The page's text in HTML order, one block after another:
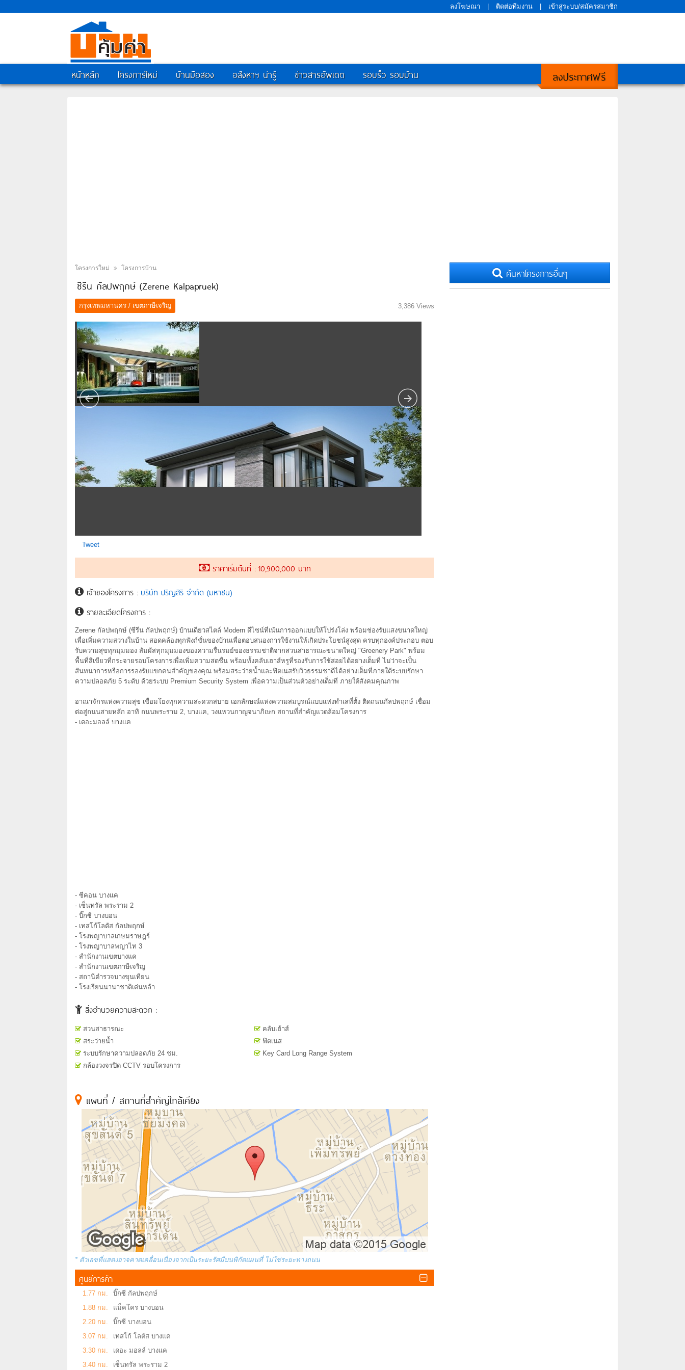
ลงโฆษณา ติดต่อทีมงาน เข้าสู่ระบบ/สมัครสมาชิก
หน้าหลัก โครงการใหม่ บ้านมือสอง อสังหาฯ น่ารู้ ข่าวสารอัพเดต รอบรั้ว รอบบ้าน ลงประกาศฟรี
โครงการใหม่ โครงการบ้าน
ซีรีน กัลปพฤกษ์ (Zerene Kalpapruek)
กรุงเทพมหานคร / เขตภาษีเจริญ 3,386 Views
Tweet
ราคาเริ่มต้นที่ : 10,900,000 บาท
เจ้าของโครงการ : บริษัท ปริญสิริ จำกัด (มหาชน)
รายละเอียดโครงการ :
Zerene กัลปพฤกษ์ (ซีรีน กัลปพฤกษ์) บ้านเดี่ยวสไตล์ Modern ดีไซน์ที่เน้นการออกแบบให้โปร่งโล่ง พร้อมช่องรับแสงขนาดใหญ่
เพื่อเพิ่มความสว่างในบ้าน สอดคล้องทุกฟังก์ชั่นของบ้านเพื่อตอบสนองการใช้งานให้เกิดประโยชน์สูงสุด ครบทุกองค์ประกอบ ตอบ
รับความสุขทุกมุมมอง สัมผัสทุกมุมมองของความรื่นรมย์ของธรรมชาติจากสวนสาธารณะขนาดใหญ่ "Greenery Park" พร้อม
พื้นที่สีเขียวที่กระจายรอบโครงการเพื่อเพิ่มความสดชื่น พร้อมทั้งคลับเฮาส์หรูที่รองรับการใช้สอยได้อย่างเต็มที่ ไม่ว่าจะเป็น
สันทนาการหรือการรองรับแขกคนสำคัญของคุณ พร้อมสระว่ายน้ำและฟิตเนสรับวิวธรรมชาติได้อย่างเต็มที่ภายใต้ระบบรักษา
ความปลอดภัย 5 ระดับ ด้วยระบบ Premium Security System เพื่อความเป็นส่วนตัวอย่างเต็มที่ ภายใต้สังคมคุณภาพ
อาณาจักรแห่งความสุข เชื่อมโยงทุกความสะดวกสบาย เอกลักษณ์แห่งความสมบูรณ์แบบแห่งทำเลที่ตั้ง ติดถนนกัลปพฤกษ์ เชื่อม
ต่อสู่ถนนสายหลัก อาทิ ถนนพระราม 2, บางแค, วงแหวนกาญจนาภิเษก สถานที่สำคัญแวดล้อมโครงการ
- เดอะมอลล์ บางแค
- ซีคอน บางแค
- เซ็นทรัล พระราม 2
- บิ๊กซี บางบอน
- เทสโก้โลตัส กัลปพฤกษ์
- โรงพญาบาลเกษมราษฎร์
- โรงพญาบาลพญาไท 3
- สำนักงานเขตบางแค
- สำนักงานเขตภาษีเจริญ
- สถานีตำรวจบางขุนเทียน
- โรงเรียนนานาชาติเด่นหล้า
สิ่งอำนวยความสะดวก :
สวนสาธารณะ
คลับเฮ้าส์
สระว่ายน้ำ
ฟิตเนส
ระบบรักษาความปลอดภัย 24 ชม.
Key Card Long Range System
กล้องวงจรปิด CCTV รอบโครงการ
แผนที่ / สถานที่สำคัญใกล้เคียง
* ตัวเลขที่แสดงอาจคาดเคลื่อนเนื่องจากเป็นระยะรัศมีบนพิกัดแผนที่ ไม่ใช่ระยะทางถนน
ศูนย์การค้า
1.77 กม.
บิ๊กซี กัลปพฤกษ์
1.88 กม.
แม็คโคร บางบอน
2.20 กม.
บิ๊กซี บางบอน
3.07 กม.
เทสโก้ โลตัส บางแค
3.30 กม.
เดอะ มอลล์ บางแค
3.40 กม.
เซ็นทรัล พระราม 2
ค้นหาโครงการอื่นๆ